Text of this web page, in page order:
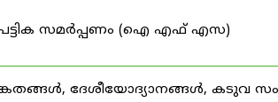
പട്ടിക സമർപ്പണം (ഐ എഫ് എസ)
ദേശീയോദ്യാനങ്ങൾ, കടുവ